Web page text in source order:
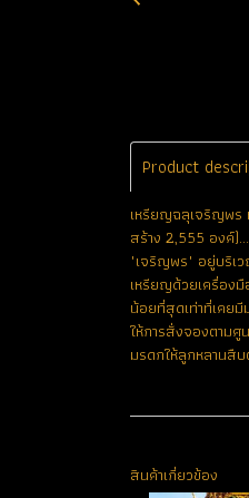
Product
เหรียญฉลุเจริญพร
สร้าง 2,555 องค์
"เจริญพร" อยู่บริเ
เหรียญด้วยเครื่อง
น้อยที่สุดเท่าที่เคย
ให้การสั่งจองตาม
มรดกให้ลูกหลานสื
สินค้าเกี่ยวข้อง